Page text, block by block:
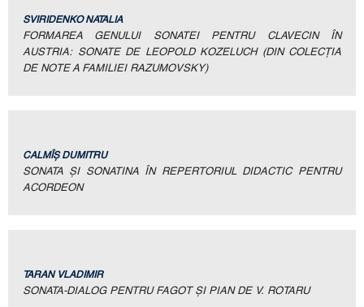
SVIRIDENKO NATALIA
FORMAREA GENULUI SONATEI PENTRU CLAVECIN ÎN
AUSTRIA: SONATE DE LEOPOLD KOZELUCH (DIN COLECȚIA
DE NOTE A FAMILIEI RAZUMOVSKY)
CALMÎȘ DUMITRU
SONATA ȘI SONATINA ÎN REPERTORIUL DIDACTIC PENTRU
ACORDEON
TARAN VLADIMIR
SONATA-DIALOG PENTRU FAGOT ȘI PIAN DE V. ROTARU